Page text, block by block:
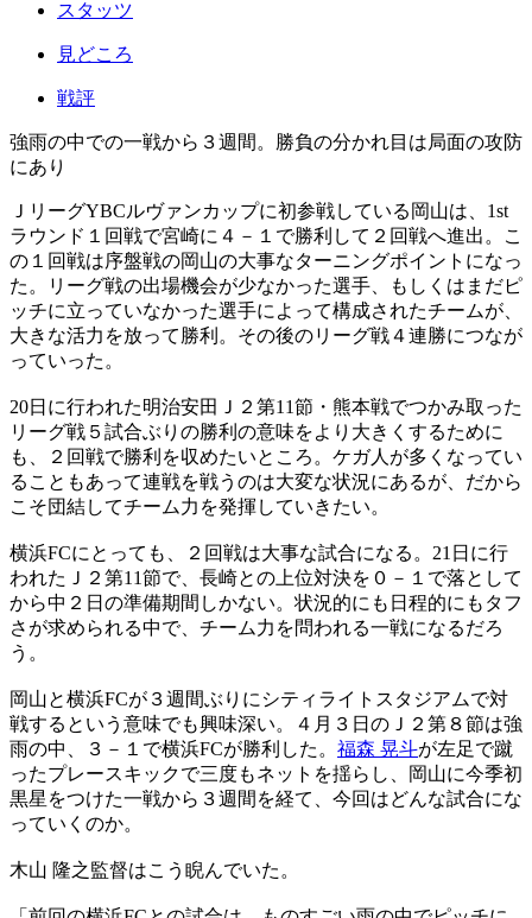
スタッツ
見どころ
戦評
強雨の中での一戦から３週間。勝負の分かれ目は局面の攻防
にあり
ＪリーグYBCルヴァンカップに初参戦している岡山は、1st
ラウンド１回戦で宮崎に４－１で勝利して２回戦へ進出。こ
の１回戦は序盤戦の岡山の大事なターニングポイントになっ
た。リーグ戦の出場機会が少なかった選手、もしくはまだピ
ッチに立っていなかった選手によって構成されたチームが、
大きな活力を放って勝利。その後のリーグ戦４連勝につなが
っていった。
20日に行われた明治安田Ｊ２第11節・熊本戦でつかみ取った
リーグ戦５試合ぶりの勝利の意味をより大きくするために
も、２回戦で勝利を収めたいところ。ケガ人が多くなってい
ることもあって連戦を戦うのは大変な状況にあるが、だから
こそ団結してチーム力を発揮していきたい。
横浜FCにとっても、２回戦は大事な試合になる。21日に行
われたＪ２第11節で、長崎との上位対決を０－１で落として
から中２日の準備期間しかない。状況的にも日程的にもタフ
さが求められる中で、チーム力を問われる一戦になるだろ
う。
岡山と横浜FCが３週間ぶりにシティライトスタジアムで対
戦するという意味でも興味深い。４月３日のＪ２第８節は強
雨の中、３－１で横浜FCが勝利した。 福森 晃斗が左足で蹴
ったプレースキックで三度もネットを揺らし、岡山に今季初
黒星をつけた一戦から３週間を経て、今回はどんな試合にな
っていくのか。
木山 隆之監督はこう睨んでいた。